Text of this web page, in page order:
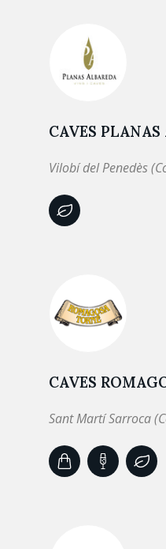
CAVES
Vilobí del Penedès
CAVES
Sant Martí Sarroca